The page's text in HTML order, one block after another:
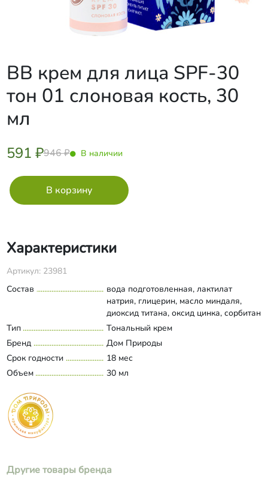
ВВ крем для лица SPF-30
тон 01 слоновая кость, 30
мл
591 ₽946 ₽ В наличии
Характеристики
Артикул: 23981
Состав
вода подготовленная, лактилат
натрия, глицерин, масло миндаля,
диоксид титана, оксид цинка, сорбитан
каприлат, полиглицерил-3 стеарат,
молочная кислота, коко-каприлат/
капрат, октилдодеканол, каприлик/
каприк триглицерид, сквалан,
ксантановая камедь, лимонная
Развернуть состав
Тип
Тональный крем
Бренд
Дом Природы
Срок годности
18 мес
Объем
30 мл
Другие товары бренда